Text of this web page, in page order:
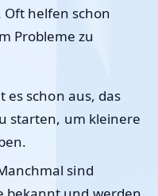
helfen schon
Probleme zu
es schon aus, das
starten, um kleinere
sind